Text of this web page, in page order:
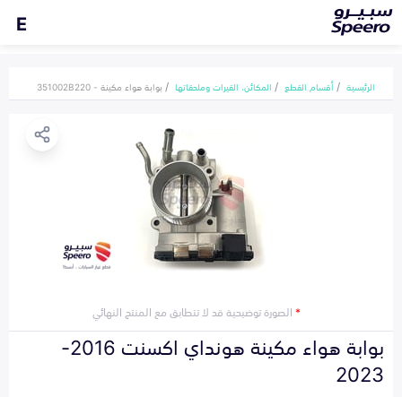
E
الرئيسية أقسام القطع المكائن، القيرات وملحقاتها بوابة هواء مكينة - 351002B220
*الصورة توضيحية قد لا تتطابق مع المنتج النهائي
بوابة هواء مكينة هونداي اكسنت 2016-
2023